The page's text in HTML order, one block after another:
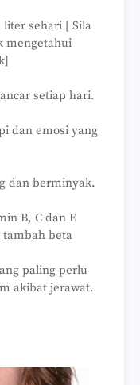
sehari [ Sila
mengetahui
setiap hari.
dan emosi yang
dan berminyak.
B, C dan E
beta
paling perlu
akibat jerawat.